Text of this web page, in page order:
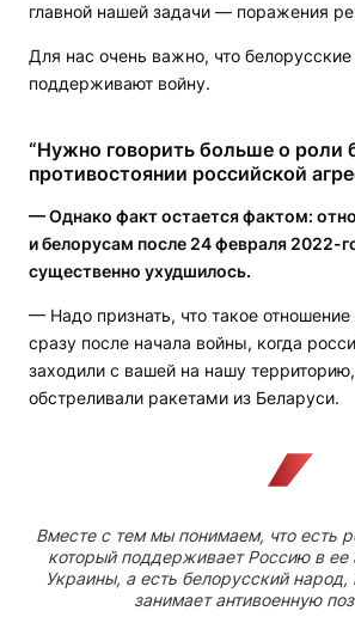
главной нашей задачи — поражения
Для нас очень важно, что
поддерживают войну.
“Нужно говорить больше о роли
противостоянии российской
— Однако факт остается фактом:
и белорусам после 24 февраля 2022-
существенно ухудшилось.
— Надо признать, что такое
сразу после начала войны, когда
заходили с вашей на нашу
обстреливали ракетами из Беларуси.
Вместе с тем мы понимаем, что есть
который поддерживает Россию в ее
Украины, а есть белорусский
занимает антивоенную